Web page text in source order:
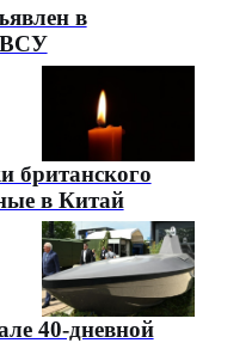
в
ВСУ
британского
в Китай
40-дневной